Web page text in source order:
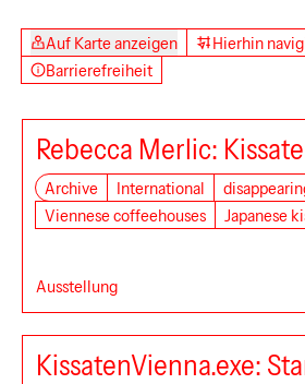
Auf Karte anzeigen
Hierhin
Barrierefreiheit
Rebecca Merlic:
Archive International
Viennese coffeehouses
Japanese
Ausstellung
KissatenVienna.exe: